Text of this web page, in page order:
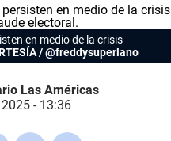
en medio de la crisis
Las Américas
- 13:36